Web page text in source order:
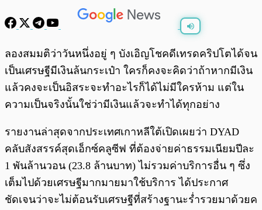
พร้อมเล่น 0:00 /0:00
ลองสมมติว่าวันหนึ่งอยู่ ๆ บังเอิญโชคดีเทรดคริปโตได้จน
เป็นเศรษฐีมีเงินล้นกระเป๋า ใครก็คงจะคิดว่าถ้าหากมีเงิน
แล้วคงจะเป็นอิสระจะทำอะไรก็ได้ไม่มีใครห้าม แต่ใน
ความเป็นจริงนั้นใช่ว่ามีเงินแล้วจะทำได้ทุกอย่าง
รายงานล่าสุดจากประเทศเกาหลีใต้เปิดเผยว่า DYAD
คลับสังสรรค์สุดเอ็กซ์คลูซีฟ ที่ต้องจ่ายค่าธรรมเนียมปีละ
1 พันล้านวอน (23.8 ล้านบาท) ไม่รวมค่าบริการอื่น ๆ ซึ่ง
เต็มไปด้วยเศรษฐีมากมายมาใช้บริการ ได้ประกาศ
ชัดเจนว่าจะไม่ต้อนรับเศรษฐีที่สร้างฐานะร่ำรวยมาด้วยค